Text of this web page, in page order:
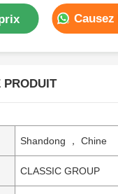
PRODUIT
Shandong ， Chine
CLASSIC GROUP